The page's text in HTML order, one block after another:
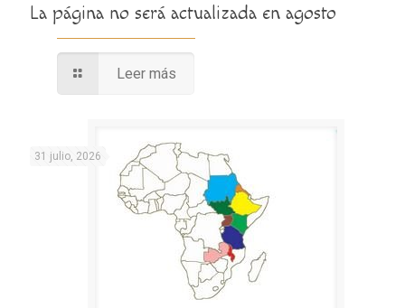
La página no será actualizada en agosto
Leer más
31 julio, 2026